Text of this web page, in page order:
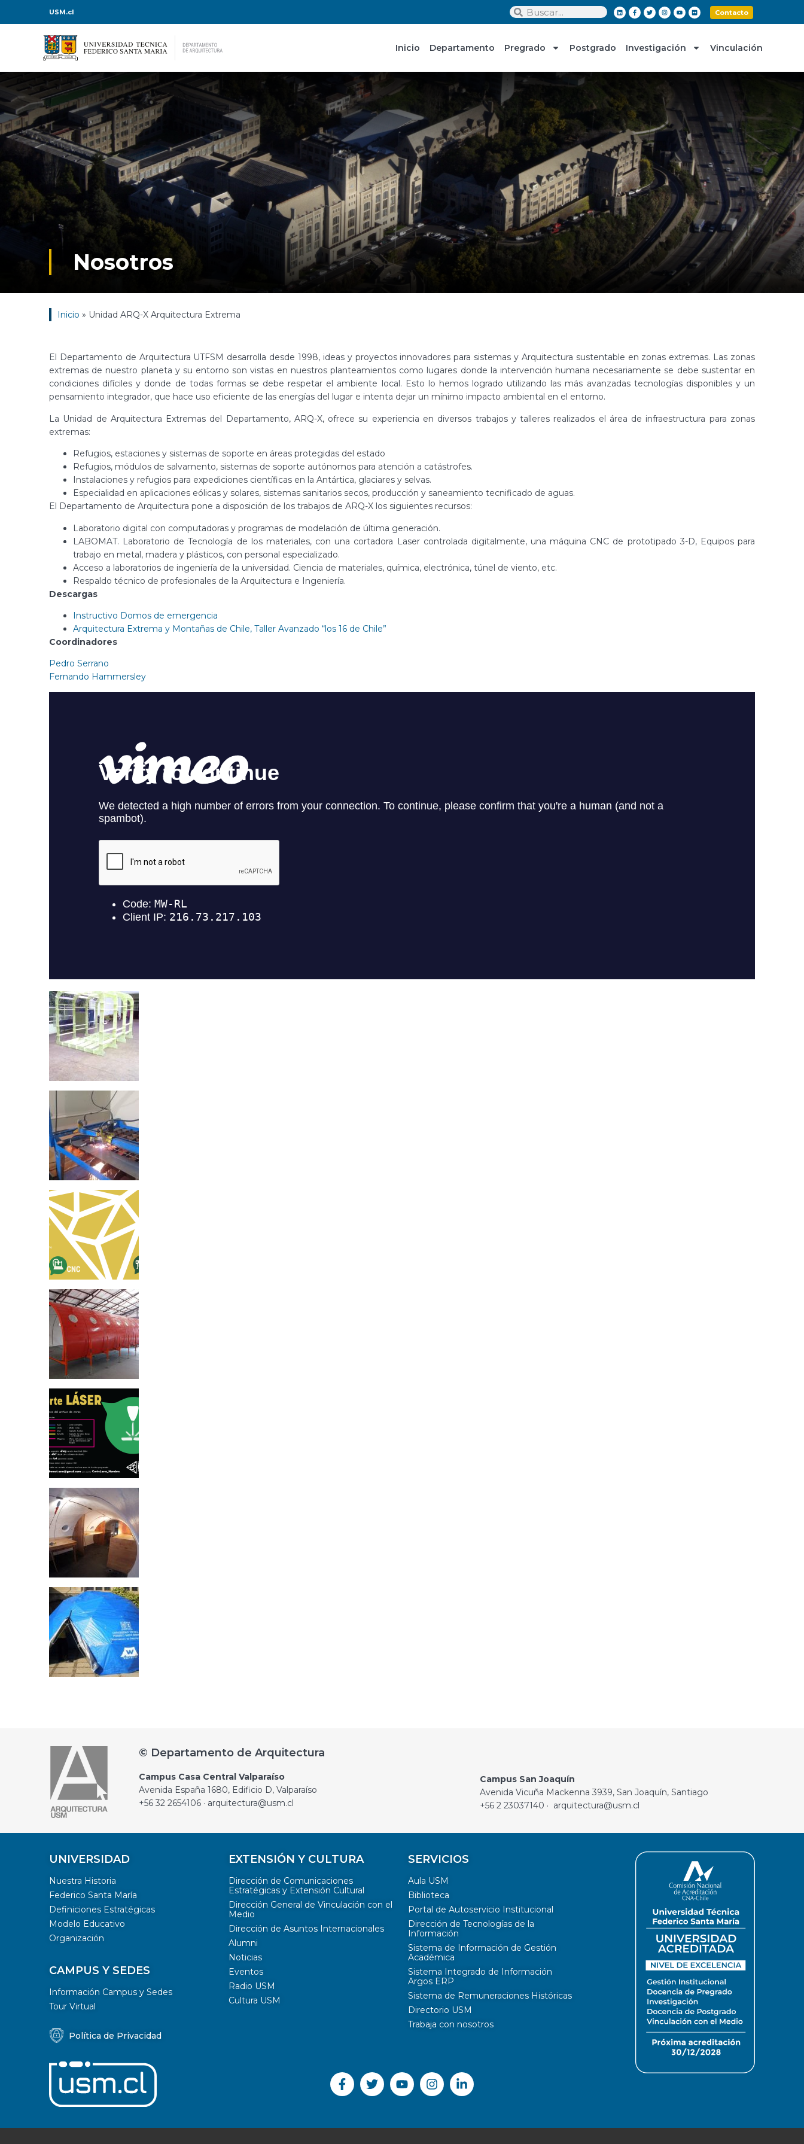
USM.cl Contacto
Inicio Departamento Pregrado Postgrado Investigación Vinculación
Nosotros
Inicio » Unidad ARQ-X Arquitectura Extrema
El Departamento de Arquitectura UTFSM desarrolla desde 1998, ideas y proyectos innovadores para sistemas y Arquitectura sustentable en zonas extremas. Las zonas
extremas de nuestro planeta y su entorno son vistas en nuestros planteamientos como lugares donde la intervención humana necesariamente se debe sustentar en
condiciones difíciles y donde de todas formas se debe respetar el ambiente local. Esto lo hemos logrado utilizando las más avanzadas tecnologías disponibles y un
pensamiento integrador, que hace uso eficiente de las energías del lugar e intenta dejar un mínimo impacto ambiental en el entorno.
La Unidad de Arquitectura Extremas del Departamento, ARQ-X, ofrece su experiencia en diversos trabajos y talleres realizados el área de infraestructura para zonas
extremas:
Refugios, estaciones y sistemas de soporte en áreas protegidas del estado
Refugios, módulos de salvamento, sistemas de soporte autónomos para atención a catástrofes.
Instalaciones y refugios para expediciones científicas en la Antártica, glaciares y selvas.
Especialidad en aplicaciones eólicas y solares, sistemas sanitarios secos, producción y saneamiento tecnificado de aguas.
El Departamento de Arquitectura pone a disposición de los trabajos de ARQ-X los siguientes recursos:
Laboratorio digital con computadoras y programas de modelación de última generación.
LABOMAT. Laboratorio de Tecnología de los materiales, con una cortadora Laser controlada digitalmente, una máquina CNC de prototipado 3-D, Equipos para
trabajo en metal, madera y plásticos, con personal especializado.
Acceso a laboratorios de ingeniería de la universidad. Ciencia de materiales, química, electrónica, túnel de viento, etc.
Respaldo técnico de profesionales de la Arquitectura e Ingeniería.
Descargas
Instructivo Domos de emergencia
Arquitectura Extrema y Montañas de Chile, Taller Avanzado “los 16 de Chile”
Coordinadores
Pedro Serrano
Fernando Hammersley
© Departamento de Arquitectura
Campus Casa Central Valparaíso
Avenida España 1680, Edificio D, Valparaíso
+56 32 2654106 · arquitectura@usm.cl
Campus San Joaquín
Avenida Vicuña Mackenna 3939, San Joaquín, Santiago
+56 2 23037140 · arquitectura@usm.cl
UNIVERSIDAD
Nuestra Historia
Federico Santa María
Definiciones Estratégicas
Modelo Educativo
Organización
CAMPUS Y SEDES
Información Campus y Sedes
Tour Virtual
Política de Privacidad
EXTENSIÓN Y CULTURA
Dirección de Comunicaciones
Estratégicas y Extensión Cultural
Dirección General de Vinculación con el
Medio
Dirección de Asuntos Internacionales
Alumni
Noticias
Eventos
Radio USM
Cultura USM
SERVICIOS
Aula USM
Biblioteca
Portal de Autoservicio Institucional
Dirección de Tecnologías de la
Información
Sistema de Información de Gestión
Académica
Sistema Integrado de Información
Argos ERP
Sistema de Remuneraciones Históricas
Directorio USM
Trabaja con nosotros